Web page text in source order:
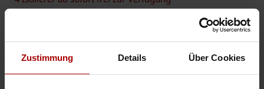
Zustimmung Details Über Cookies
Kraftmann ist ein slowakisches Montageunternehmen spezialisiert auf HLS-
Montage, Elektroinstallationen und Rohranlagenbau. Lagerhalle, Klinikum,
Gesuchin 50672, Köln 02.06.2026